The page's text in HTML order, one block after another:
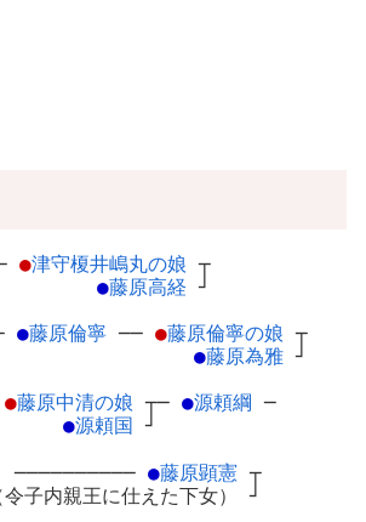
●津守榎井嶋丸の娘 ┬
●藤原高経 ┘
●藤原倫寧 ── ●藤原倫寧の娘 ┬
●藤原為雅 ┘
●藤原中清の娘 ┬
●源頼国 ┘
─ ●源頼綱 ─
────────── ●藤原顕憲 ┬
令子内親王に仕えた下女） ┘